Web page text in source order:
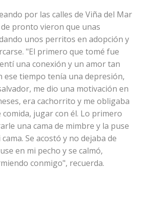
por las calles de Viña del Mar
pronto vieron que unas
unos perritos en adopción y
"El primero que tomé fue
una conexión y un amor tan
ese tiempo tenía una depresión,
me dio una motivación en
era cachorrito y me obligaba
jugar con él. Lo primero
una cama de mimbre y la puse
Se acostó y no dejaba de
en mi pecho y se calmó,
conmigo", recuerda.